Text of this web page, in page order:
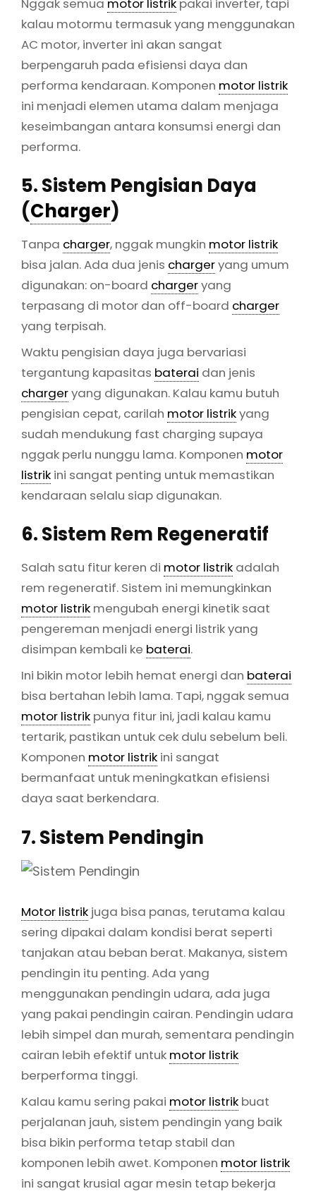
Nggak semua motor listrik pakai inverter, tapi
kalau motormu termasuk yang menggunakan
AC motor, inverter ini akan sangat
berpengaruh pada efisiensi daya dan
performa kendaraan. Komponen motor listrik
ini menjadi elemen utama dalam menjaga
keseimbangan antara konsumsi energi dan
performa.
5. Sistem Pengisian Daya
(Charger)
Tanpa charger, nggak mungkin motor listrik
bisa jalan. Ada dua jenis chargeryang umum
digunakan: on-board chargeryang
terpasang di motor dan off-board charger
yang terpisah.
Waktu pengisian daya juga bervariasi
tergantung kapasitas baterai dan jenis
chargeryang digunakan. Kalau kamu butuh
pengisian cepat, carilah motor listrikyang
sudah mendukung fast charging supaya
nggak perlu nunggu lama. Komponen motor
listrik ini sangat penting untuk memastikan
kendaraan selalu siap digunakan.
6. Sistem Rem Regeneratif
Salah satu fitur keren di motor listrik adalah
rem regeneratif. Sistem ini memungkinkan
motor listrik mengubah energi kinetik saat
pengereman menjadi energi listrik yang
disimpan kembali ke baterai.
Ini bikin motor lebih hemat energi dan baterai
bisa bertahan lebih lama. Tapi, nggak semua
motor listrik punya fitur ini, jadi kalau kamu
tertarik, pastikan untuk cek dulu sebelum beli.
Komponen motor listrik ini sangat
bermanfaat untuk meningkatkan efisiensi
daya saat berkendara.
7. Sistem Pendingin
Motor listrik juga bisa panas, terutama kalau
sering dipakai dalam kondisi berat seperti
tanjakan atau beban berat. Makanya, sistem
pendingin itu penting. Ada yang
menggunakan pendingin udara, ada juga
yang pakai pendingin cairan. Pendingin udara
lebih simpel dan murah, sementara pendingin
cairan lebih efektif untuk motor listrik
berperforma tinggi.
Kalau kamu sering pakai motor listrik buat
perjalanan jauh, sistem pendingin yang baik
bisa bikin performa tetap stabil dan
komponen lebih awet. Komponen motor listrik
ini sangat krusial agar mesin tetap bekerja